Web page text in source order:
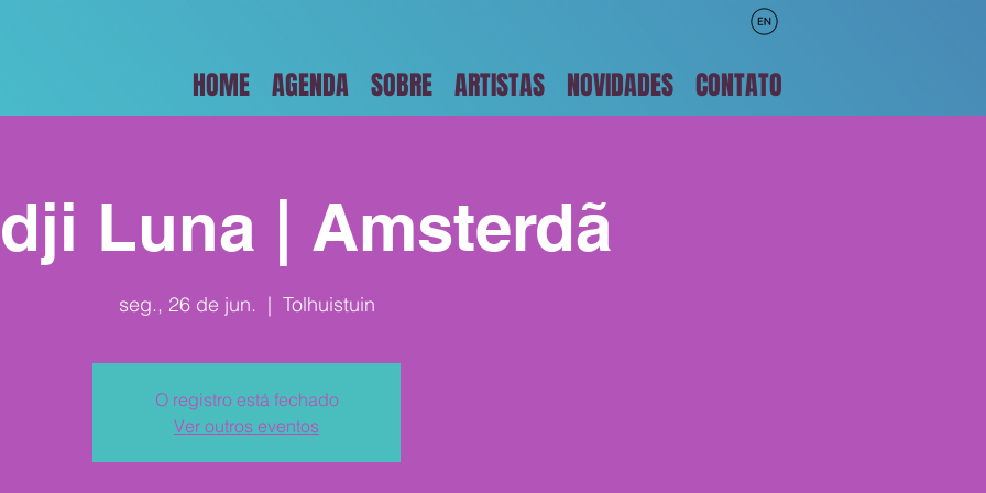
HOME AGENDA SOBRE ARTISTAS NOVIDADES CONTATO
Luna | Amsterdã
seg., 26 de jun.
  |
Tolhuistuin
O registro está fechado
Ver outros eventos